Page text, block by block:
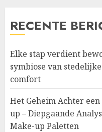
RECENTE
Elke stap verdient
symbiose van
comfort
Het Geheim Achter
up – Diepgaande
Make-up Paletten